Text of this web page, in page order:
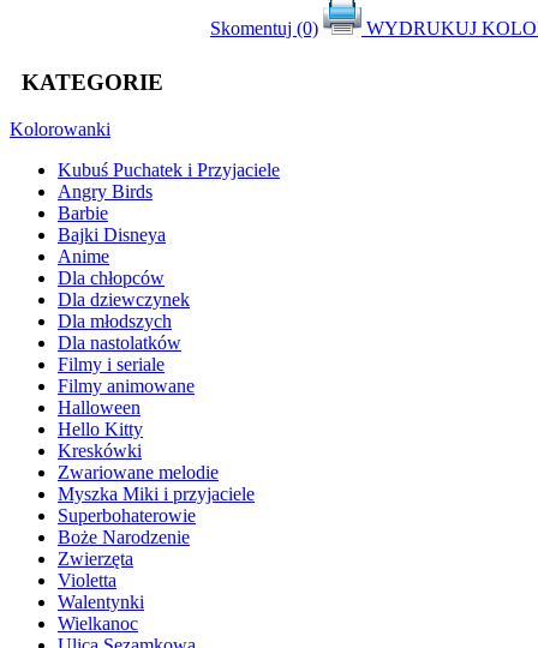
Skomentuj (0) WYDRUKUJ
KATEGORIE
Kolorowanki
Kubuś Puchatek i Przyjaciele
Angry Birds
Barbie
Bajki Disneya
Anime
Dla chłopców
Dla dziewczynek
Dla młodszych
Dla nastolatków
Filmy i seriale
Filmy animowane
Halloween
Hello Kitty
Kreskówki
Zwariowane melodie
Myszka Miki i przyjaciele
Superbohaterowie
Boże Narodzenie
Zwierzęta
Violetta
Walentynki
Wielkanoc